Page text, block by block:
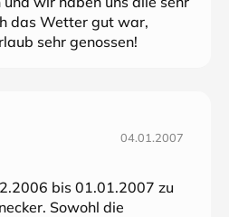
das Wetter gut war,
sehr genossen!
04.01.2007
bis 01.01.2007 zu
Sowohl die